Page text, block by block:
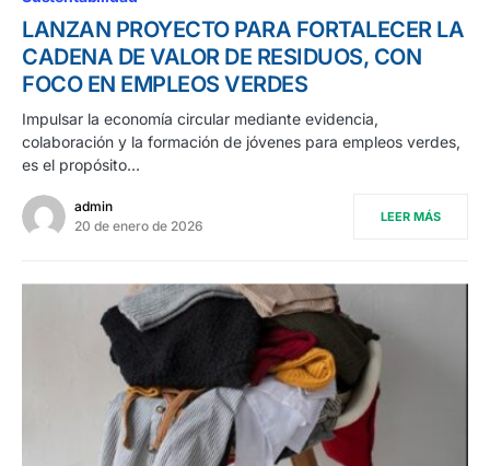
LANZAN PROYECTO PARA FORTALECER LA
CADENA DE VALOR DE RESIDUOS, CON
FOCO EN EMPLEOS VERDES
Impulsar la economía circular mediante evidencia,
colaboración y la formación de jóvenes para empleos verdes,
es el propósito…
admin
20 de enero de 2026
LEER MÁS